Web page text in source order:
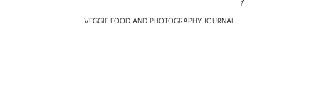
VEGGIE FOOD AND PHOTOGRAPHY JOURNAL